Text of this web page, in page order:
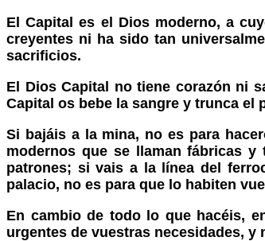
El Capital es el Dios moderno, a
creyentes ni ha sido tan
sacrificios.
El Dios Capital no tiene corazón ni
Capital os bebe la sangre y trunca el
Si bajáis a la mina, no es para
modernos que se llaman fábricas
patrones; si vais a la línea del
palacio, no es para que lo habiten
En cambio de todo lo que hacéis,
urgentes de vuestras necesidades, y